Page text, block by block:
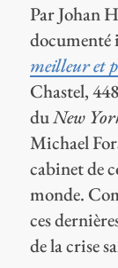
Par Johan
meilleur et
Chastel,
duNew
Michael
cabinet de
monde.
ces
de la crise